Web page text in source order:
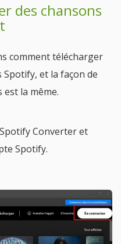
des chansons
comment télécharger
et la façon de
la même.
Converter et
Spotify.